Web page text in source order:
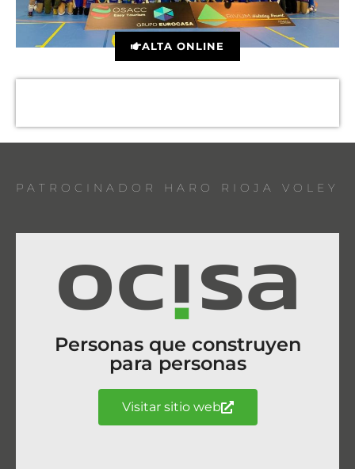
ALTA ONLINE
PATROCINADOR HARO RIOJA VOLEY
Personas que construyen
para personas
Visitar sitio web